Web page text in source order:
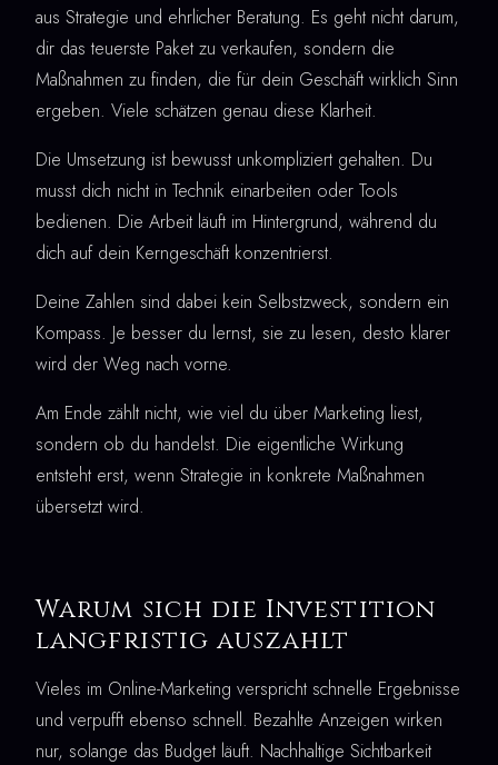
aus Strategie und ehrlicher Beratung. Es geht nicht darum,
dir das teuerste Paket zu verkaufen, sondern die
Maßnahmen zu finden, die für dein Geschäft wirklich Sinn
ergeben. Viele schätzen genau diese Klarheit.
Die Umsetzung ist bewusst unkompliziert gehalten. Du
musst dich nicht in Technik einarbeiten oder Tools
bedienen. Die Arbeit läuft im Hintergrund, während du
dich auf dein Kerngeschäft konzentrierst.
Deine Zahlen sind dabei kein Selbstzweck, sondern ein
Kompass. Je besser du lernst, sie zu lesen, desto klarer
wird der Weg nach vorne.
Am Ende zählt nicht, wie viel du über Marketing liest,
sondern ob du handelst. Die eigentliche Wirkung
entsteht erst, wenn Strategie in konkrete Maßnahmen
übersetzt wird.
Warum sich die Investition
langfristig auszahlt
Vieles im Online-Marketing verspricht schnelle Ergebnisse
und verpufft ebenso schnell. Bezahlte Anzeigen wirken
nur, solange das Budget läuft. Nachhaltige Sichtbarkeit